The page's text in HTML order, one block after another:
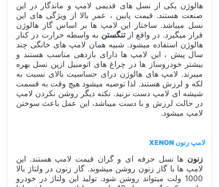
هالوژن یکی از نسل های قدیمی لامپ و ماندگار در این
صنعت هستند. قیمت پایین ، عمر بالا از ویژگی های این
نسل میباشد. ساختار این لامپ ها بر اساس گاز هالوژن
قرار میگیرد. در واقع ازتنگستن به واسطه حرارت در کنار
هالوژن استفاده میشود. شبیه همان لامپ های خانگی چند
سال پیش ، این لامپ ها دارای بازدهی مناسب هستند و
بیشتر خودروساز ها در چراغ های اتومبیل ازین نسل بهره
میبرند. لامپ های هالوژن درای حساسیت بالای نسبت به
لکه و لرزش هستند. لذا توصیه میشود هیچ وقت به قسمت
شیشه ای لامپ دست نزنید. نکته دیگر روشن نکردن لامپ
در حالت لرزش و با دست میباشد، این عمل باعث سوختن
لامپ میشود.
لامپ زنون XENON
زنون ها نسل حرفه ای و گران قیمت لامپ هستند. این
لامپ ها با گاز زنون روشن میشوند. گاز زنون در ولتاژ بالا
1000 ولت میتواند روشن شود. تولید این ولتاژ در خودرو